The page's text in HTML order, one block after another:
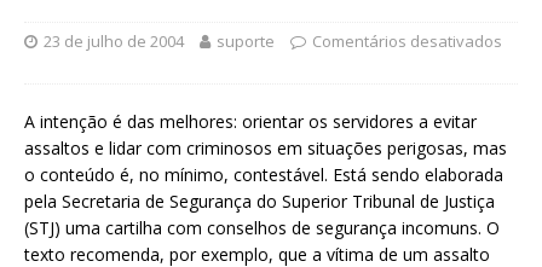
23 de julho de 2004 suporte Comentários desativados
A intenção é das melhores: orientar os servidores a evitar
assaltos e lidar com criminosos em situações perigosas, mas
o conteúdo é, no mínimo, contestável. Está sendo elaborada
pela Secretaria de Segurança do Superior Tribunal de Justiça
(STJ) uma cartilha com conselhos de segurança incomuns. O
texto recomenda, por exemplo, que a vítima de um assalto